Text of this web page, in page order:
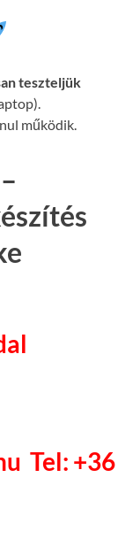
teszteljük
működik.
Tel: +36